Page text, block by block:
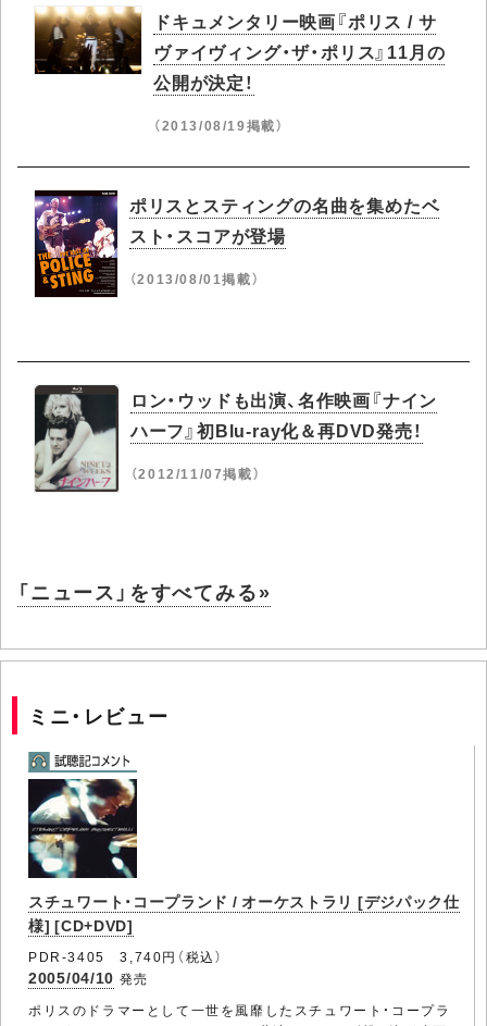
ドキュメンタリー映画『ポリス / サ
ヴァイヴィング・ザ・ポリス』11月の
公開が決定！
（2013/08/19掲載）
ポリスとスティングの名曲を集めたベ
スト・スコアが登場
（2013/08/01掲載）
ロン・ウッドも出演、名作映画『ナイン
ハーフ』初Blu-ray化＆再DVD発売！
（2012/11/07掲載）
「ニュース」をすべてみる»
ミニ・レビュー
スチュワート・コープランド / オーケストラリ [デジパック仕
様] [CD+DVD]
PDR-3405 3,740円（税込）
2005/04/10 発売
ポリスのドラマーとして一世を風靡したスチュワート・コープラ